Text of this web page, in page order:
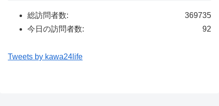
369735
総訪問者数:
92
今日の訪問者数:
Tweets by kawa24life